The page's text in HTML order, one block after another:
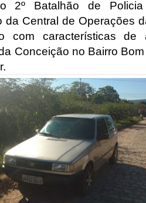
2º Batalhão de Policia
da Central de Operações
com características de
Conceição no Bairro